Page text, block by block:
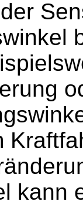
kann